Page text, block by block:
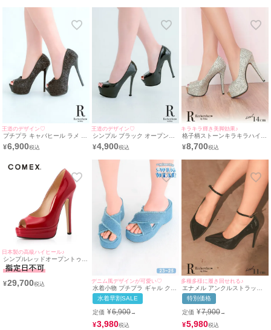
王道のデザイン♡
プチプラ キャバヒール ラメ キ
ラキラ オープントゥ ブラック
パンプス (14.5cmヒー
イミネット
¥6,900
王道のデザイン♡
シンプル ブラック オープント
ゥ パンプス (ブラック)
(14.5cmヒール) | myMinette/マ
¥4,900
キラキラ輝き美脚効果♪
格子柄ストーンキラキラハイヒ
ールオープントゥワンカラーパ
ンプス(シルバー) (14cmヒール)
¥8,700
日本製の高級ハイヒール♪
シンプルレッドオープントゥハ
イヒールパンプス(レッド)
(13.5～14cmヒール)
¥29,700 デニム風デザインが可愛い♡
水着小物 プチプラ ギャル クロ
スデザイン フリンジデニム 青
ブルー 厚底 サンダル (約
23cm~約25cm対応 |
myMinette/マイミネット)
水着早割SALE
定価 ¥6,900→
¥3,980
多種多様に履き回せれる♪
エナメル アンクルストラップ
シンプル パンプス (ブラック)
(11cmヒール)
特別価格
定価 ¥7,900→
¥5,980